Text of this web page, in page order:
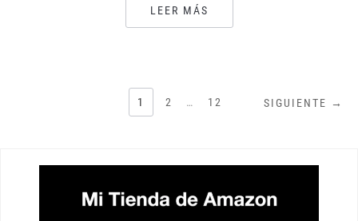
LEER MÁS
1 2 … 12 SIGUIENTE →